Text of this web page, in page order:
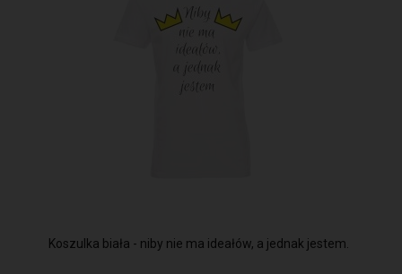
Koszulka biała - niby nie ma ideałów, a jednak jestem.